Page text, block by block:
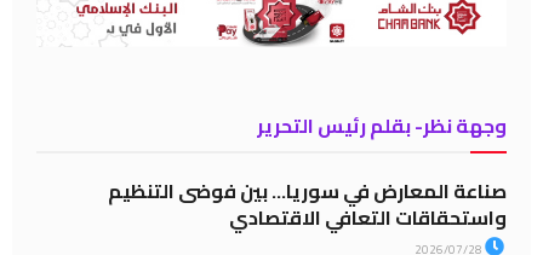
وجهة نظر- بقلم رئيس التحرير
صناعة المعارض في سوريا… بين فوضى التنظيم
واستحقاقات التعافي الاقتصادي